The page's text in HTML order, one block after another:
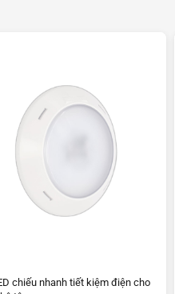
chiếu nhanh tiết kiệm điện cho